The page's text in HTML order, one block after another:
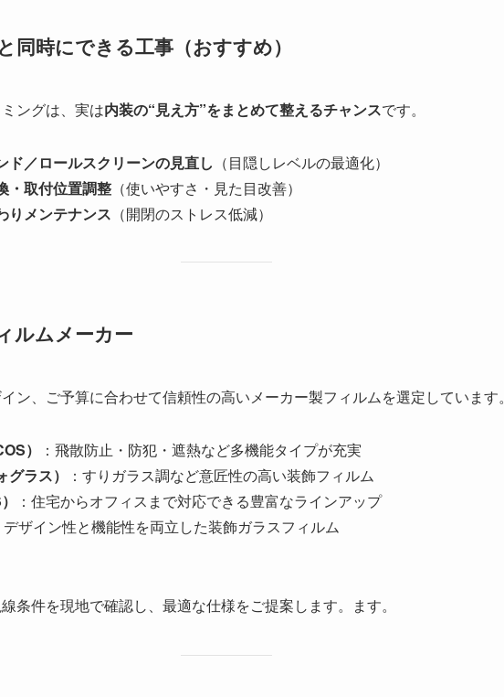
同時にできる工事（おすすめ）
ングは、実は内装の“見え方”をまとめて整えるチャンスです。
ド／ロールスクリーンの見直し （目隠しレベルの最適化）
・取付位置調整 （使いやすさ・見た目改善）
りメンテナンス （開閉のストレス低減）
ルムメーカー
ン、ご予算に合わせて信頼性の高いメーカー製フィルムを選定しています。
）
：飛散防止・防犯・遮熱など多機能タイプが充実
ラス）
：すりガラス調など意匠性の高い装飾フィルム
：住宅からオフィスまで対応できる豊富なラインアップ
デザイン性と機能性を両立した装飾ガラスフィルム
条件を現地で確認し、最適な仕様をご提案します。ます。